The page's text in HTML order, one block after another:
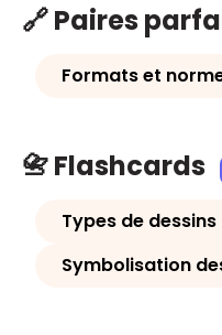
🔗 Paires
Formats et
📇 Flashcards
Types de
Symbolisation